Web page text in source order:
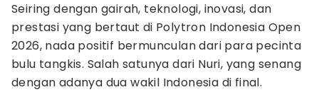
Seiring dengan gairah, teknologi, inovasi, dan
prestasi yang bertaut di Polytron Indonesia Open
2026, nada positif bermunculan dari para pecinta
bulu tangkis. Salah satunya dari Nuri, yang senang
dengan adanya dua wakil Indonesia di final.